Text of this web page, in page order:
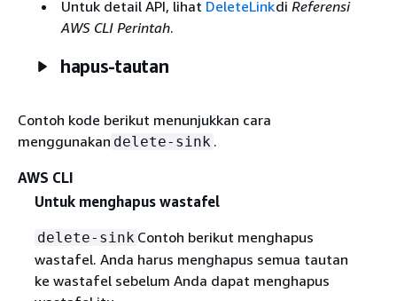
Untuk detail API, lihat DeleteLinkdi Referensi
AWS CLI Perintah.
hapus-tautan
Contoh kode berikut menunjukkan cara
menggunakan delete-sink .
AWS CLI
Untuk menghapus wastafel
delete-sink Contoh berikut menghapus
wastafel. Anda harus menghapus semua tautan
ke wastafel sebelum Anda dapat menghapus